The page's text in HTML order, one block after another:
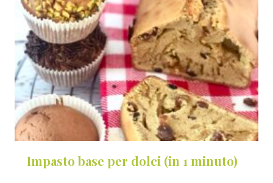
Impasto base per dolci (in 1 minuto)